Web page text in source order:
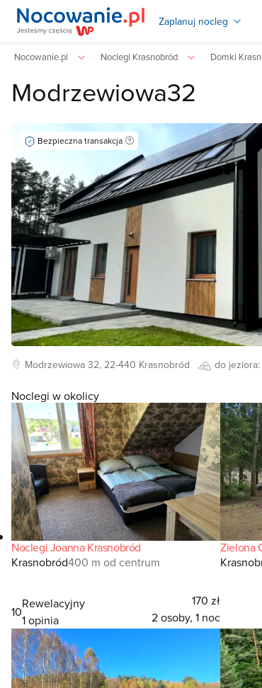
Zaplanuj nocleg
Nocowanie.pl Noclegi Krasnobród Domki
Modrzewiowa32
Bezpieczna transakcja
Modrzewiowa32, 22-440 Krasnobród do
Noclegi w okolicy
Noclegi Joanna Krasnobród
Krasnobród400 m od centrum
10
Rewelacyjny
1 opinia
170 zł
2 osoby, 1 noc
Zielona